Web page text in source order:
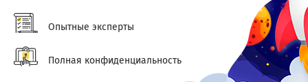
Опытные эксперты
Полная конфиденциальность